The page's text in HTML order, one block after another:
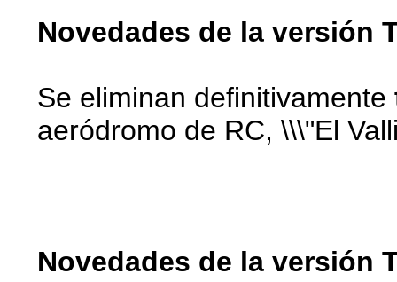
Novedades de la versión
Se eliminan definitivamente
aeródromo de RC, \\\"El
Novedades de la versión